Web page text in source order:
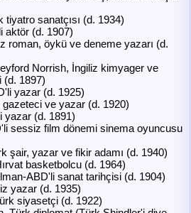
sanatçısı (d. 1934)
aktör (d. 1907)
roman, öykü ve deneme yazarı (d.
Norrish, İngiliz kimyager ve
(d. 1897)
yazar (d. 1925)
ve yazar (d. 1920)
yazar (d. 1891)
sessiz film dönemi sinema oyuncusu
şair, yazar ve fikir adamı (d. 1940)
basketbolcu (d. 1964)
ABD'li sanat tarihçisi (d. 1904)
yazar (d. 1935)
siyasetçi (d. 1922)